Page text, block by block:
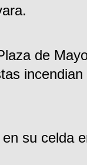
de
incendian
su celda